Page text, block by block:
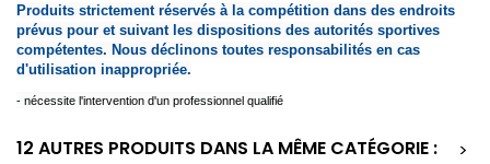
Produits strictement réservés à la compétition dans des endroits
prévus pour et suivant les dispositions des autorités sportives
compétentes. Nous déclinons toutes responsabilités en cas
d'utilisation inappropriée.
- nécessite l'intervention d'un professionnel qualifié
12 AUTRES PRODUITS DANS LA MÊME CATÉGORIE :
>